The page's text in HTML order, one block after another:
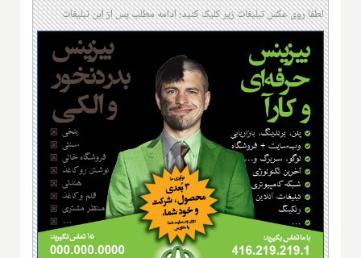
لطفا روی عکس تبلیغات زیر کلیک کنید؛ ادامه مطلب پس از این تبلیغات